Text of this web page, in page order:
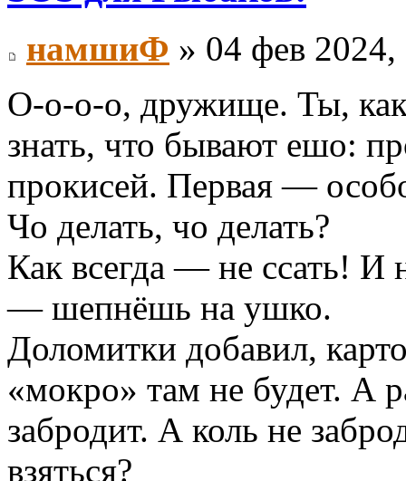
намшиФ » 04 фев
О-о-о-о, дружище. Ты,
знать, что бывают ешо:
прокисей. Первая —
Чо делать, чо делать?
Как всегда — не ссать! И
— шепнёшь на ушко.
Доломитки добавил,
«мокро» там не будет. А
забродит. А коль не
взяться?